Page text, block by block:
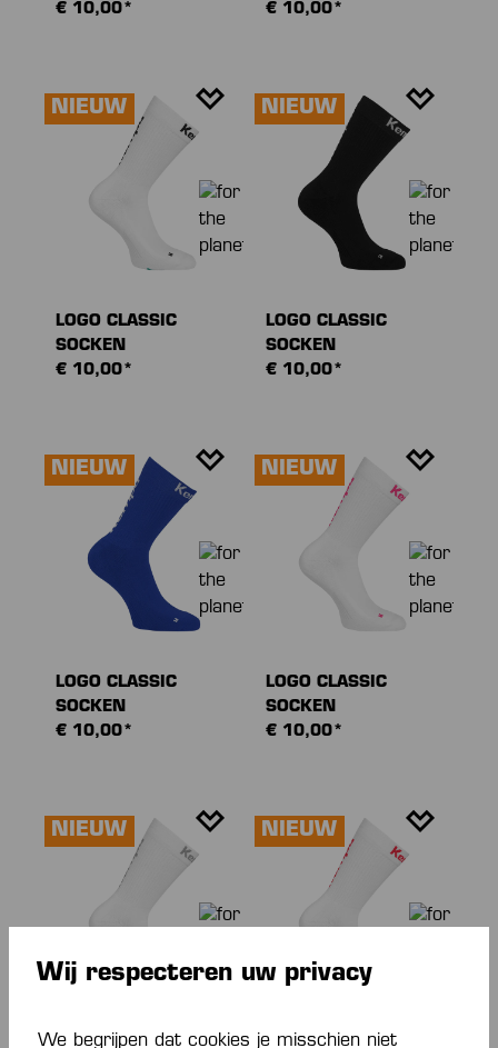
€ 10,00*
€ 10,00*
NIEUW
LOGO CLASSIC
SOCKEN
€ 10,00*
NIEUW
LOGO CLASSIC
SOCKEN
€ 10,00*
NIEUW
LOGO CLASSIC
SOCKEN
€ 10,00*
NIEUW
LOGO CLASSIC
SOCKEN
€ 10,00*
NIEUW
LOGO CLASSIC
NIEUW
LOGO CLASSIC
Wij respecteren uw privacy
We begrijpen dat cookies je misschien niet